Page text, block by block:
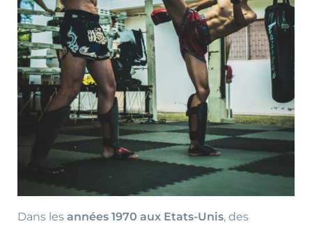
Dans les années 1970 aux Etats-Unis, des